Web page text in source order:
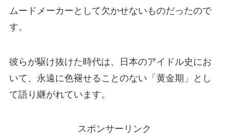
ムードメーカーとして欠かせないものだったので
す。
彼らが駆け抜けた時代は、日本のアイドル史にお
いて、永遠に色褪せることのない「黄金期」とし
て語り継がれています。
スポンサーリンク